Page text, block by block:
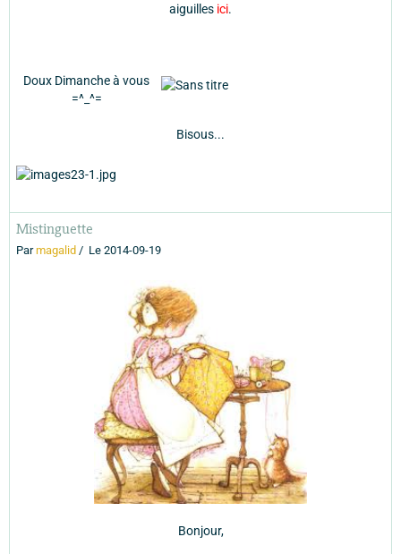
aiguilles ici.
Doux Dimanche à vous
=^_^=
Bisous...
Mistinguette
Parmagalid Le 2014-09-19
Bonjour,